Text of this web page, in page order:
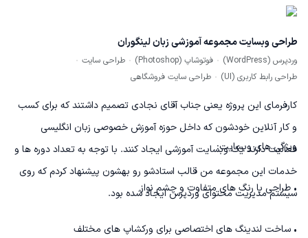
طراحی وبسایت مجموعه آموزشی زبان لینگوران
وردپرس (WordPress) فوتوشاپ (Photoshop)
طراحی سایت
طراحی رابط کاربری (UI)
طراحی سایت فروشگاهی
کارفرمای این پروژه یعنی جناب آقای نجادی تصمیم داشتند که برای کسب
و کار آنلاین خودشون که داخل حوزه آموزش خصوصی زبان انگلیسی
فعالیت دارند یک وبسایت آموزشی ایجاد کنند. با توجه به تعداد دوره ها و
خدمات این مجموعه من قالب استادشو رو بهشون پیشنهاد کردم که روی
سیستم مدیریت محتوای وردپرس ایجاد شده بود.
ویژگی های وبسایت:
• طراحی با رنگ های متفاوت و چشم نواز
• ساخت لندینگ های اختصاصی برای ورکشاپ های مختلف